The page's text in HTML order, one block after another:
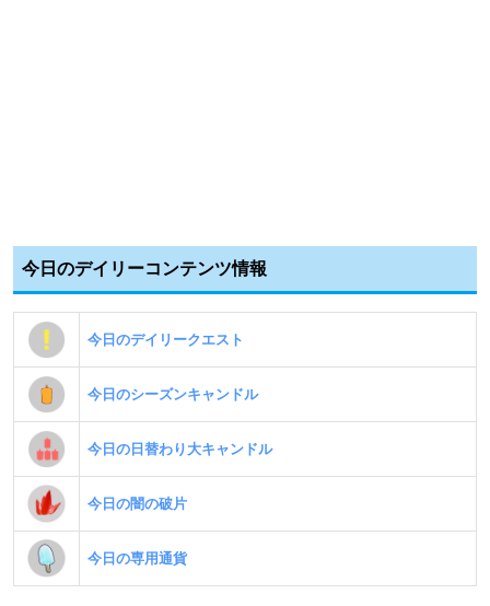
今日のデイリーコンテンツ情報
今日のデイリークエスト
今日のシーズンキャンドル
今日の日替わり大キャンドル
今日の闇の破片
今日の専用通貨